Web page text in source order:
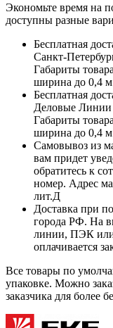
Экономьте время на
доступны разные
Бесплатная
Санкт-
Габариты
ширина до 0,4
Бесплатная
Деловые Линии
Габариты
ширина до 0,4
Самовывоз из
вам придет
обратитесь к
номер. Адрес
лит.Д
Доставка при
города РФ. На
линии, ПЭК или
оплачивается
Все товары по
упаковке. Можно
заказчика для более